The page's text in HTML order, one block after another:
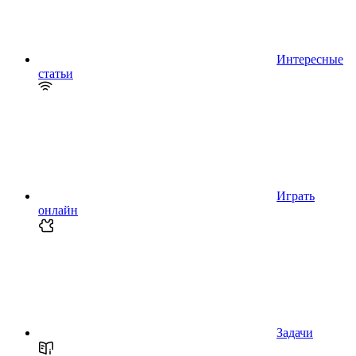
Интересные
статьи
Играть
онлайн
Задачи